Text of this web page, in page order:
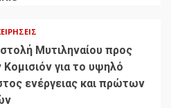
Μυτιληναίου προς
Κομισιόν για το υψηλό
ενέργειας και πρώτων